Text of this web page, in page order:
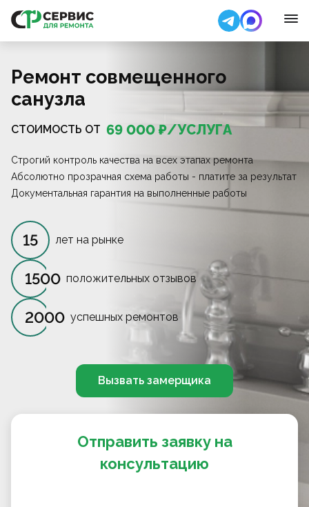
Ремонт совмещенного
санузла
СТОИМОСТЬ ОТ 69 000 ₽/УСЛУГА
Строгий контроль качества на всех этапах ремонта
Абсолютно прозрачная схема работы - платите за результат
Документальная гарантия на выполненные работы
15 лет на рынке
1500 положительных отзывов
2000 успешных ремонтов
Вызвать замерщика
Отправить заявку на
консультацию